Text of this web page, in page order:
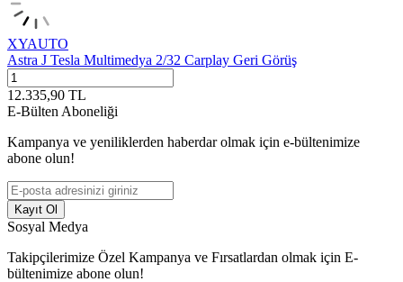
XYAUTO
Astra J Tesla Multimedya 2/32 Carplay Geri Görüş
12.335,90 TL
E-Bülten Aboneliği
Kampanya ve yeniliklerden haberdar olmak için e-bültenimize
abone olun!
Kayıt Ol
Sosyal Medya
Takipçilerimize Özel Kampanya ve Fırsatlardan olmak için E-
bültenimize abone olun!